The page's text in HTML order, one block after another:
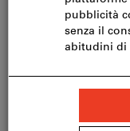
Consegna su
Aggiungi alla
Condividi